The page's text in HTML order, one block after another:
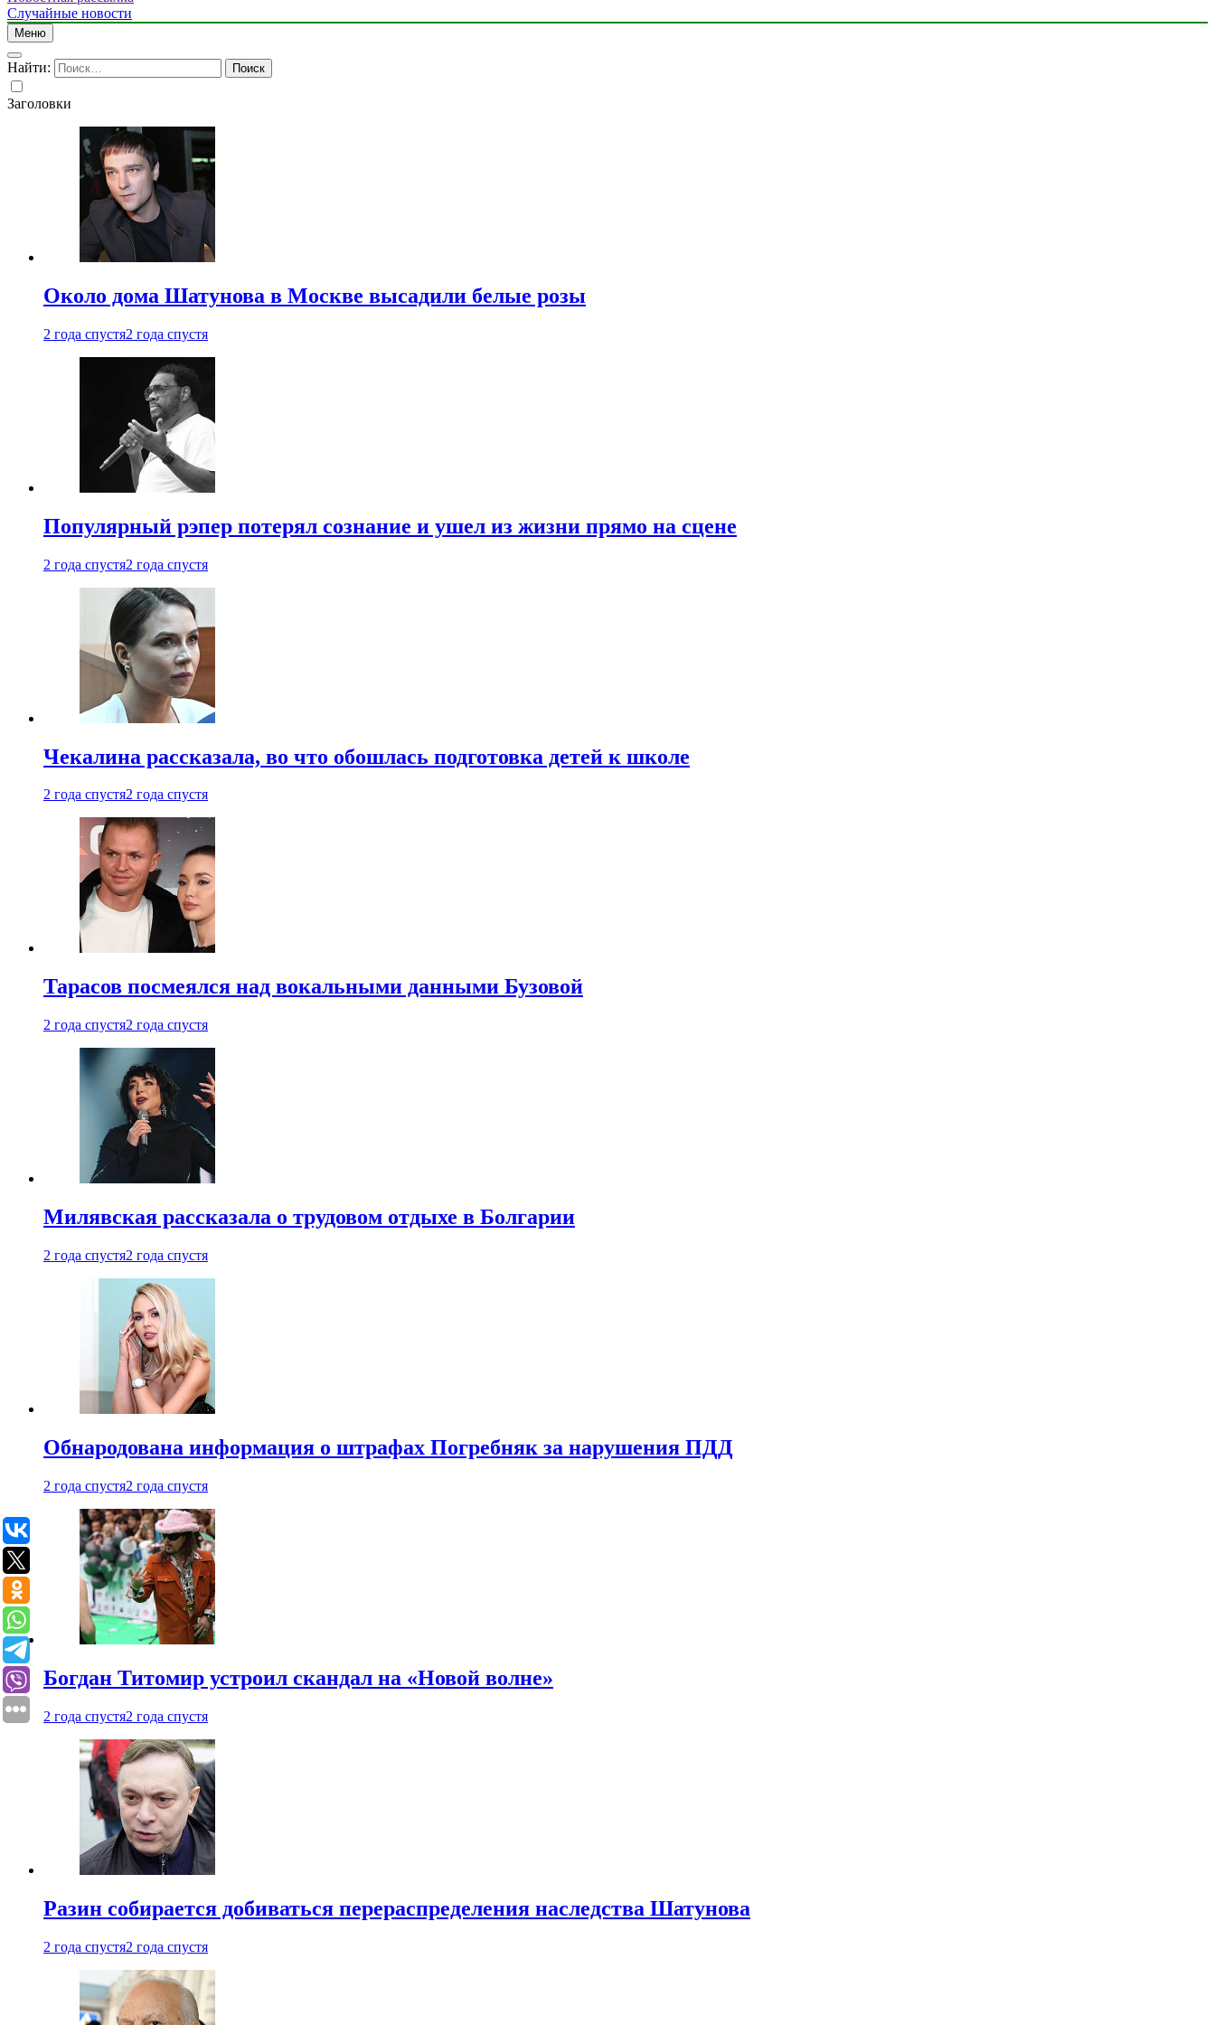
Случайные новости
Меню
Найти:
Заголовки
Около дома Шатунова в Москве высадили белые розы
2 года спустя2 года спустя
Популярный рэпер потерял сознание и ушел из жизни прямо на сцене
2 года спустя2 года спустя
Чекалина рассказала, во что обошлась подготовка детей к школе
2 года спустя2 года спустя
Тарасов посмеялся над вокальными данными Бузовой
2 года спустя2 года спустя
Милявская рассказала о трудовом отдыхе в Болгарии
2 года спустя2 года спустя
Обнародована информация о штрафах Погребняк за нарушения ПДД
2 года спустя2 года спустя
Богдан Титомир устроил скандал на «Новой волне»
2 года спустя2 года спустя
Разин собирается добиваться перераспределения наследства Шатунова
2 года спустя2 года спустя